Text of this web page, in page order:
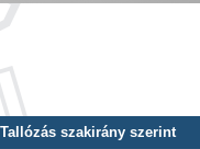
Tallózás szakirány szerint